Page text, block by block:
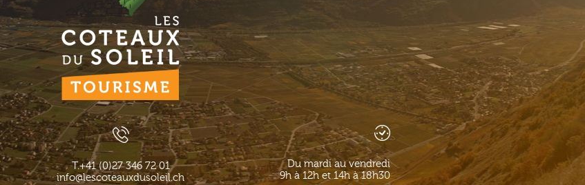
T.+41 (0)27 346 72 01
info@lescoteauxdusoleil.ch
Du mardi au vendredi
9h à 12h et 14h à 18h30